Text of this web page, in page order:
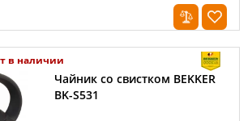
в наличии
Чайник со свистком BEKKER
BK-S531